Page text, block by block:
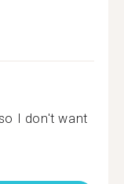
I don't want